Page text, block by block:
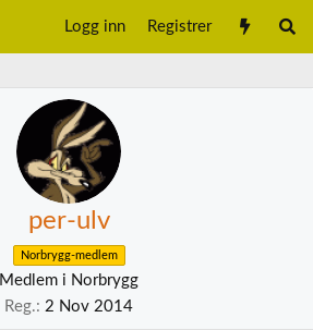
Logg inn Registrer
per-ulv
Norbrygg-medlem
Medlem i Norbrygg
Reg. 2 Nov 2014